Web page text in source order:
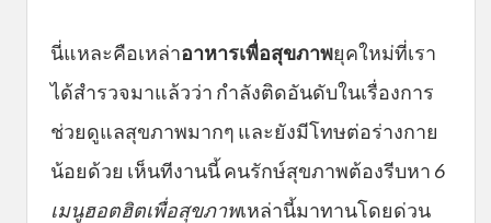
นี่แหละคือเหล่าอาหารเพื่อสุขภาพยุคใหม่ที่เรา
ได้สำรวจมาแล้วว่า กำลังติดอันดับในเรื่องการ
ช่วยดูแลสุขภาพมากๆ และยังมีโทษต่อร่างกาย
น้อยด้วย เห็นทีงานนี้ คนรักษ์สุขภาพต้องรีบหา 6
เมนูฮอตฮิตเพื่อสุขภาพเหล่านี้มาทานโดยด่วน